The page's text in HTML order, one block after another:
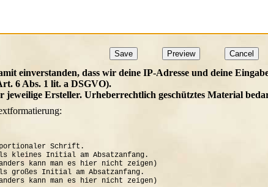
einverstanden, dass wir deine IP-Adresse und deine
6 Abs. 1 lit. a DSGVO).
Ersteller. Urheberrechtlich geschütztes Material
Schrift.
kleines Initial am Absatzanfang.
kann man es hier nicht zeigen)
großes Initial am Absatzanfang.
kann man es hier nicht zeigen)